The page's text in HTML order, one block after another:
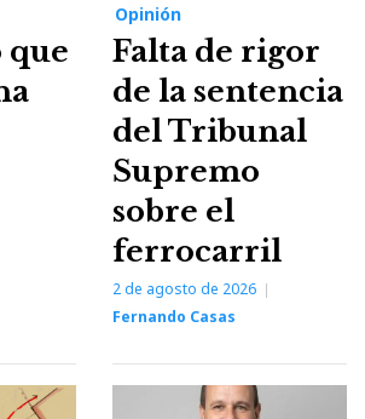
que
Opinión
Falta de rigor
de la sentencia
del Tribunal
Supremo
sobre el
ferrocarril
2 de agosto de 2026
Fernando Casas